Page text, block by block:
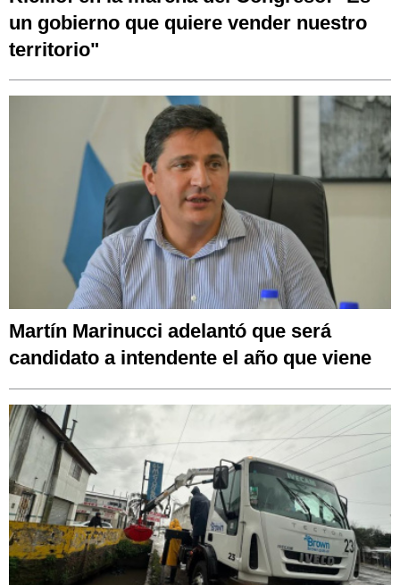
un gobierno que quiere vender nuestro
territorio"
Martín Marinucci adelantó que será
candidato a intendente el año que viene